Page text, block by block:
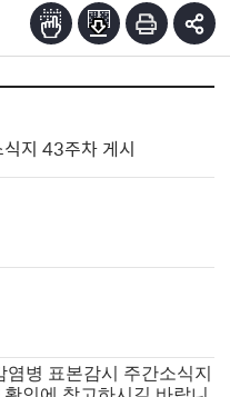
지 43주차 게시
염병 표본감시 주간소식지